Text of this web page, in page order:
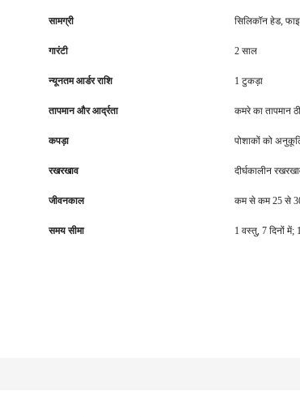
सामग्री सिलिकॉन हेड,
गारंटी 2 साल
न्यूनतम आर्डर राशि 1 टुकड़ा
तापमान और आर्द्रता कमरे का तापमान
कपड़ा पोशाकों को
रखरखाव दीर्घकालीन
जीवनकाल कम से कम 25 से 30
समय सीमा 1 वस्तु, 7 दिनों